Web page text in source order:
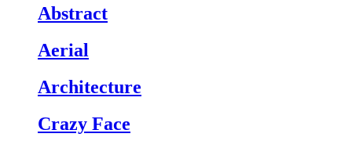
Abstract
Aerial
Architecture
Crazy Face